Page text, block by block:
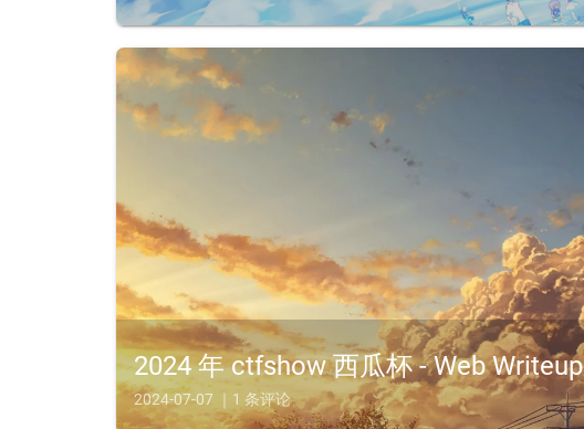
2024 年 ctfshow 西瓜杯 - Web Writeup
2024-07-07 ｜1 条评论